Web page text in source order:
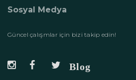
kokuları doğru anılarla
taze bir şekilde değiştirir. Ayrıca, oda
Sosyal Medya
Güncel çalışmlar için bizi takip edin!